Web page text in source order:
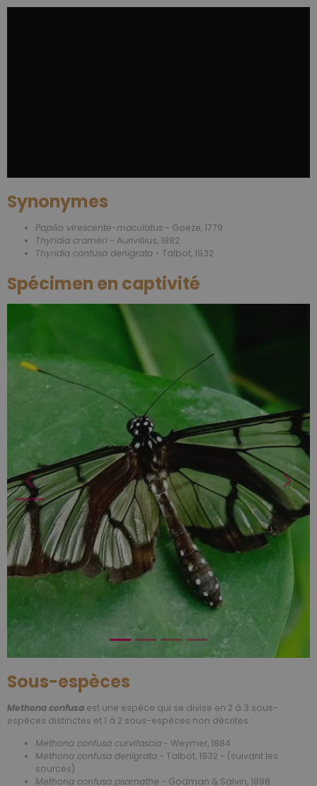
Synonymes
Papilio virescente-maculatus - Goeze, 1779
Thyridia crameri - Aurivillius, 1882
Thyridia confusa denigrata - Talbot, 1932
Spécimen en captivité
Sous-espèces
Methona confusa est une espèce qui se divise en 2 à 3 sous-
espèces distinctes et 1 à 2 sous-espèces non décrites :
Methona confusa curvifascia - Weymer, 1884
Methona confusa denigrata - Talbot, 1932 - (suivant les
sources)
Methona confusa psamathe - Godman & Salvin, 1898